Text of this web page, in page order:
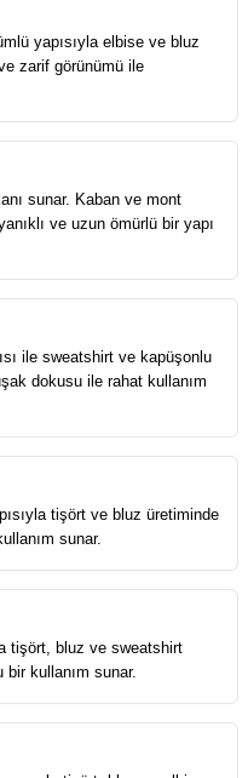
yapısıyla elbise ve bluz
zarif görünümü ile
sunar. Kaban ve mont
ve uzun ömürlü bir yapı
ile sweatshirt ve kapüşonlu
dokusu ile rahat kullanım
tişört ve bluz üretiminde
sunar.
tişört, bluz ve sweatshirt
bir kullanım sunar.